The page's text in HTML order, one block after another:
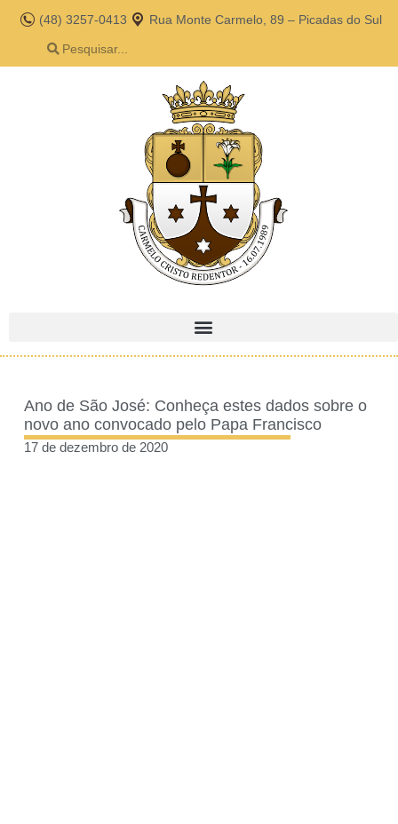
(48) 3257-0413 Rua Monte Carmelo, 89 – Picadas do Sul
Ano de São José: Conheça estes dados sobre o
novo ano convocado pelo Papa Francisco
17 de dezembro de 2020